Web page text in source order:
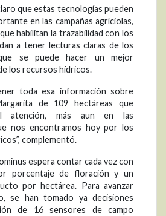
que estas tecnologías pueden
en las campañas agríciolas,
habilitan la trazabilidad con los
a tener lecturas claras de los
se puede hacer un mejor
los recursos hídricos.
toda esa información sobre
de 109 hectáreas que
atención, más aun en las
nos encontramos hoy por los
complementó.
espera contar cada vez con
porcentaje de floración y un
por hectárea. Para avanzar
se han tomado ya decisiones
de 16 sensores de campo